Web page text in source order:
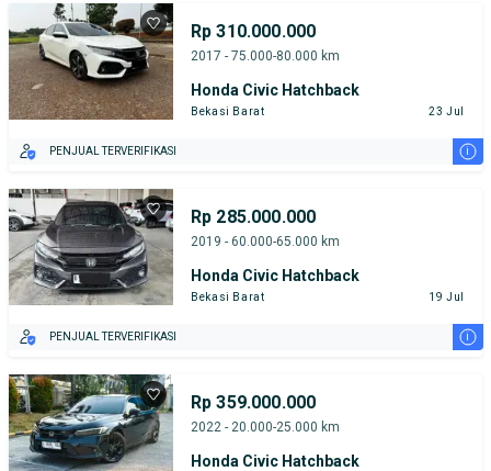
Rp 310.000.000
2017 - 75.000-80.000 km
Honda Civic Hatchback
Bekasi Barat 23 Jul
PENJUAL TERVERIFIKASI i
Rp 285.000.000
2019 - 60.000-65.000 km
Honda Civic Hatchback
Bekasi Barat 19 Jul
PENJUAL TERVERIFIKASI i
Rp 359.000.000
2022 - 20.000-25.000 km
Honda Civic Hatchback